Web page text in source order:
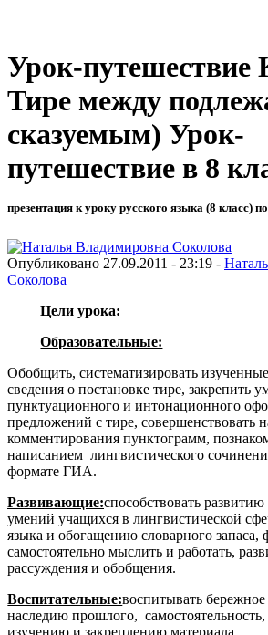
Урок-
Тире между
сказуемым) Урок-
путешествие в 8
презентация к уроку русского языка (8 класс)
Опубликовано 27.09.2011 - 23:19 -
Соколова
Цели урока:
Образовательные:
Обобщить, систематизировать
сведения о по­становке тире, закрепить
пунктуационного и интонационного
предложений с тире, совершенствовать
комменти­рования пунктограмм,
написанием лингвистического
формате ГИА.
Развивающие:способствовать
умений учащихся в лингвистической
языка и обогащению сло­варного запаса,
самостоятельно мыслить и работать,
рассуждения и обобщения.
Воспитательные:воспитывать
наследию прошлого,
изучению и закреплению материала.